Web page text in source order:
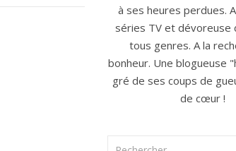
à ses heures perdues.
séries TV et dévoreuse
tous genres. A la
bonheur. Une blogueuse
gré de ses coups de
de cœur !